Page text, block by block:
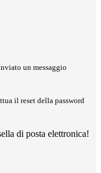
un messaggio
il reset della password
di posta elettronica!